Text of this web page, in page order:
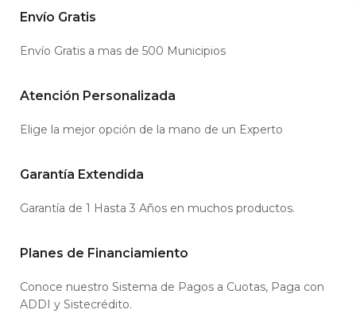
Envío Gratis
Envío Gratis a mas de 500 Municipios
Atención Personalizada
Elige la mejor opción de la mano de un Experto
Garantía Extendida
Garantía de 1 Hasta 3 Años en muchos productos.
Planes de Financiamiento
Conoce nuestro Sistema de Pagos a Cuotas, Paga con
ADDI y Sistecrédito.